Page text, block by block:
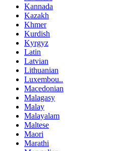
Kannada
Kazakh
Khmer
Kurdish
Kyrgyz
Latin
Latvian
Lithuanian
Luxembou..
Macedonian
Malagasy
Malay
Malayalam
Maltese
Maori
Marathi